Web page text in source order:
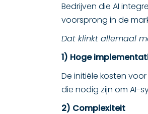
Bedrijven die AI
voorsprong in de
Dat klinkt allemaal
1) Hoge
De initiële kosten
die nodig zijn om AI-
2) Complexiteit